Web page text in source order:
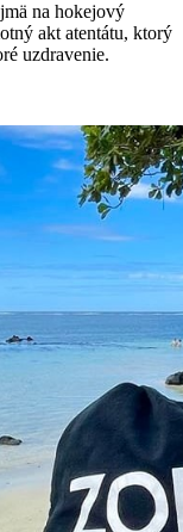
na hokejový
akt atentátu, ktorý
uzdravenie.